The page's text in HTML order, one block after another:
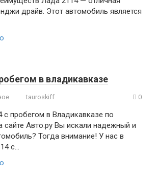
драйв. Этот автомобиль является
в владикавказе
tauroskiff 0
с пробегом в Владикавказе по
сайте Авто.ру Вы искали надежный и
Тогда внимание! У нас в
с…